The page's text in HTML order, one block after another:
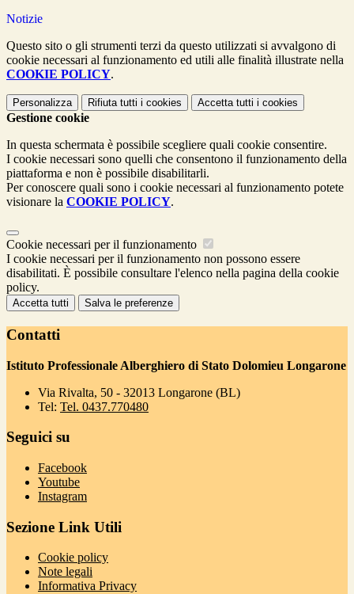
Notizie
Questo sito o gli strumenti terzi da questo utilizzati si avvalgono di
cookie necessari al funzionamento ed utili alle finalità illustrate nella
COOKIE POLICY.
Personalizza Rifiuta tutti i cookies Accetta tutti i cookies
Gestione cookie
In questa schermata è possibile scegliere quali cookie consentire.
I cookie necessari sono quelli che consentono il funzionamento della
piattaforma e non è possibile disabilitarli.
Per conoscere quali sono i cookie necessari al funzionamento potete
visionare la COOKIE POLICY.
Cookie necessari per il funzionamento
I cookie necessari per il funzionamento non possono essere
disabilitati. È possibile consultare l'elenco nella pagina della cookie
policy.
Accetta tutti Salva le preferenze
Contatti
Istituto Professionale Alberghiero di Stato Dolomieu Longarone
Via Rivalta, 50 - 32013 Longarone (BL)
Tel: Tel. 0437.770480
Seguici su
Facebook
Youtube
Instagram
Sezione Link Utili
Cookie policy
Note legali
Informativa Privacy